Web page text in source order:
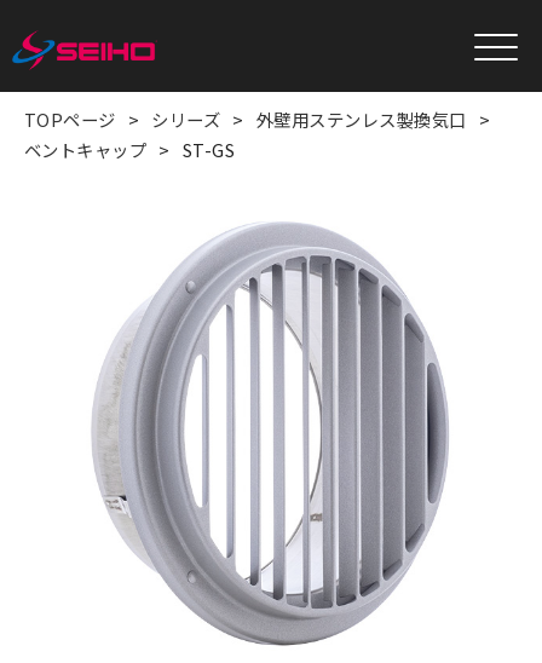
TOPページ シリーズ
外壁用ステンレス製換気口
ベントキャップ
ST-GS